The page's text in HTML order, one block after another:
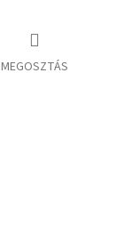
MEGOSZTÁS